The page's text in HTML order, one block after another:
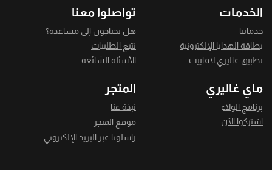
الخدمات
خدماتنا
بطاقة الهدايا الإلكترونية
تطبيق غاليري لافاييت
تواصلوا معنا
هل تحتاجون إلى مساعدة؟
تتبع الطلبيات
الأسئلة الشائعة
ماي غاليري
برنامج الولاء
اشتركوا الآن
المتجر
نبذة عنا
موقع المتجر
راسلونا عبر البريد الإلكتروني